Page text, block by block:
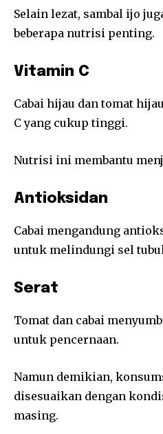
Selain lezat, sambal ijo
beberapa nutrisi penting.
Vitamin C
Cabai hijau dan tomat
C yang cukup tinggi.
Nutrisi ini membantu
Antioksidan
Cabai mengandung
untuk melindungi sel
Serat
Tomat dan cabai
untuk pencernaan.
Namun demikian,
disesuaikan dengan
masing.